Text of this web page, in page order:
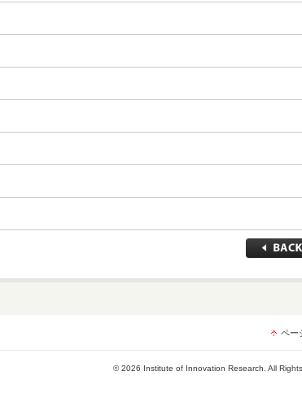
ペー
© 2026 Institute of Innovation Research. All Rights